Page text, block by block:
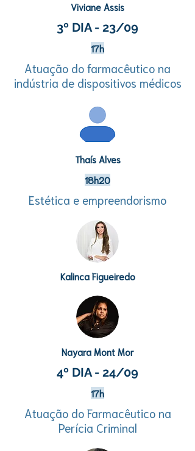
Viviane Assis
3º DIA - 23/09
17h
Atuação do farmacêutico na
indústria de dispositivos médicos
Thaís Alves
18h20
Estética e empreendorismo
Kalinca Figueiredo
Nayara Mont Mor
4º DIA - 24/09
17h
Atuação do Farmacêutico na
Perícia Criminal